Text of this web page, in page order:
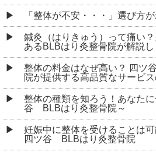
「整体が不安・・・」選び方
鍼灸（はりきゅう）って痛い
あるBLBはり灸整骨院が解説し
整体の料金はなぜ高い？ 四ツ
院が提供する高品質なサービ
整体の種類を知ろう！あなた
谷 BLBはり灸整骨院～
妊娠中に整体を受けることは
四ツ谷 BLBはり灸整骨院